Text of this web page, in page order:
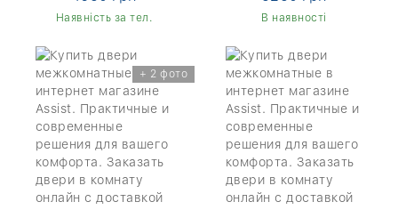
Наявність за тел. В наявності
+ 2 фото